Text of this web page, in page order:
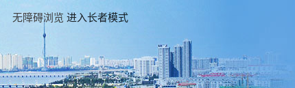
无障碍浏览 进入长者模式